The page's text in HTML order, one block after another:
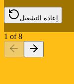
إعادة التشغيل
1 of8